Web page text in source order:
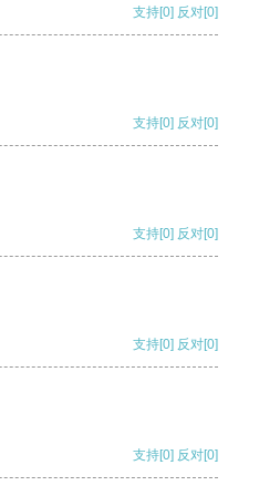
支持[0] 反对[0]
支持[0] 反对[0]
支持[0] 反对[0]
支持[0] 反对[0]
支持[0] 反对[0]